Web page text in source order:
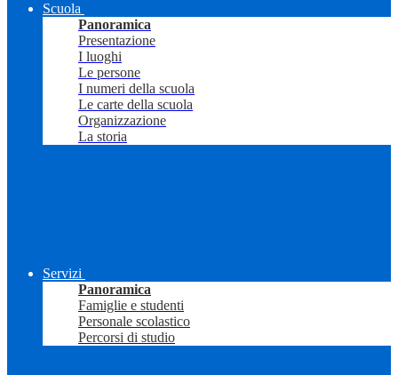
Scuola
Panoramica
Presentazione
I luoghi
Le persone
I numeri della scuola
Le carte della scuola
Organizzazione
La storia
Servizi
Panoramica
Famiglie e studenti
Personale scolastico
Percorsi di studio